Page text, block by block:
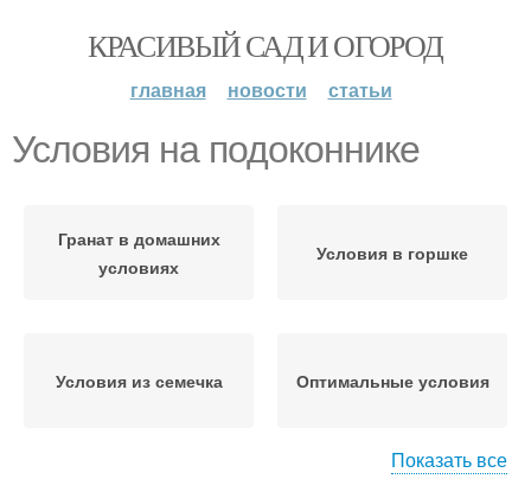
КРАСИВЫЙ САД И ОГОРОД
главная новости статьи
Условия на подоконнике
Гранат в домашних
условиях
Условия в горшке
Условия из семечка Оптимальные условия
Показать все